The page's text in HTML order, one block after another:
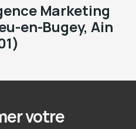
Marketing
en-Bugey, Ain
votre